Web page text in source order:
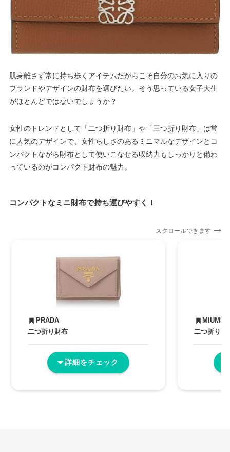
肌身離さず常に持ち歩くアイテムだからこそ自分のお気に入りの
ブランドやデザインの財布を選びたい。そう思っている女子大生
がほとんどではないでしょうか？
女性のトレンドとして「二つ折り財布」や「三つ折り財布」は常
に人気のデザインで、女性らしさのあるミニマルなデザインとコ
ンパクトながら財布として使いこなせる収納力もしっかりと備わ
っているのがコンパクト財布の魅力。
コンパクトなミニ財布で持ち運びやすく！
スクロールできます
PRADA
二つ折り財布
詳細をチェック
MIUMIU
二つ折り財